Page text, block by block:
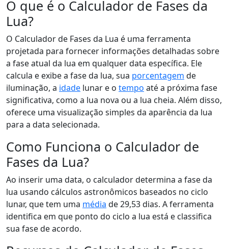
O que é o Calculador de Fases da
Lua?
O Calculador de Fases da Lua é uma ferramenta
projetada para fornecer informações detalhadas sobre
a fase atual da lua em qualquer data específica. Ele
calcula e exibe a fase da lua, sua porcentagem de
iluminação, a idade lunar e o tempo até a próxima fase
significativa, como a lua nova ou a lua cheia. Além disso,
oferece uma visualização simples da aparência da lua
para a data selecionada.
Como Funciona o Calculador de
Fases da Lua?
Ao inserir uma data, o calculador determina a fase da
lua usando cálculos astronômicos baseados no ciclo
lunar, que tem uma média de 29,53 dias. A ferramenta
identifica em que ponto do ciclo a lua está e classifica
sua fase de acordo.